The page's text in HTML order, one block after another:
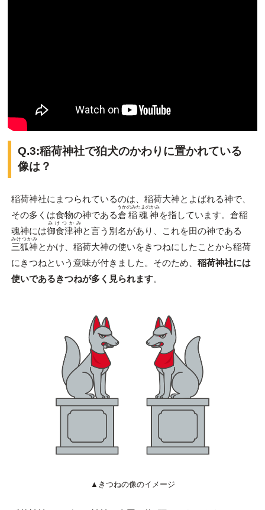
Q.3:稲荷神社で狛犬のかわりに置かれている
像は？
稲荷神社にまつられているのは、稲荷大神とよばれる神で、
その多くは食物の神である倉稲魂神
うかのみたまのかみ
を指しています。倉稲
魂神には御食津神
みけつかみ
と言う別名があり、これを田の神である
三狐神
みけつかみ
とかけ、稲荷大神の使いをきつねにしたことから稲荷
にきつねという意味が付きました。そのため、 稲荷神社には
使いであるきつねが多く見られます。
▲きつねの像のイメージ